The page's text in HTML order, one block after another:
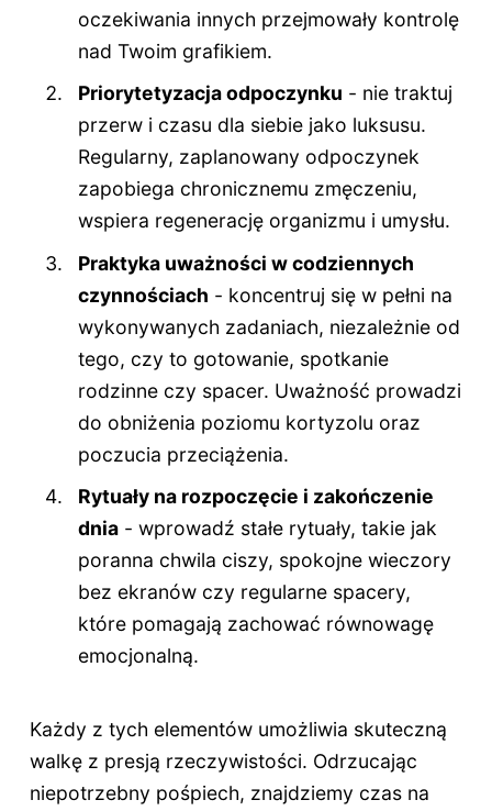
oczekiwania innych przejmowały kontrolę
nad Twoim grafikiem.
Priorytetyzacja odpoczynku - nie traktuj
przerw i czasu dla siebie jako luksusu.
Regularny, zaplanowany odpoczynek
zapobiega chronicznemu zmęczeniu,
wspiera regenerację organizmu i umysłu.
Praktyka uważności w codziennych
czynnościach - koncentruj się w pełni na
wykonywanych zadaniach, niezależnie od
tego, czy to gotowanie, spotkanie
rodzinne czy spacer. Uważność prowadzi
do obniżenia poziomu kortyzolu oraz
poczucia przeciążenia.
Rytuały na rozpoczęcie i zakończenie
dnia - wprowadź stałe rytuały, takie jak
poranna chwila ciszy, spokojne wieczory
bez ekranów czy regularne spacery,
które pomagają zachować równowagę
emocjonalną.
Każdy z tych elementów umożliwia skuteczną
walkę z presją rzeczywistości. Odrzucając
niepotrzebny pośpiech, znajdziemy czas na